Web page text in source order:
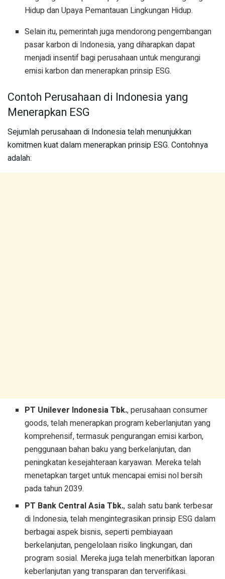
Hidup dan Upaya Pemantauan Lingkungan Hidup.
Selain itu, pemerintah juga mendorong pengembangan
pasar karbon di Indonesia, yang diharapkan dapat
menjadi insentif bagi perusahaan untuk mengurangi
emisi karbon dan menerapkan prinsip ESG.
Contoh Perusahaan di Indonesia yang
Menerapkan ESG
Sejumlah perusahaan di Indonesia telah menunjukkan
komitmen kuat dalam menerapkan prinsip ESG. Contohnya
adalah:
PT Unilever Indonesia Tbk., perusahaan consumer
goods, telah menerapkan program keberlanjutan yang
komprehensif, termasuk pengurangan emisi karbon,
penggunaan bahan baku yang berkelanjutan, dan
peningkatan kesejahteraan karyawan. Mereka telah
menetapkan target untuk mencapai emisi nol bersih
pada tahun 2039.
PT Bank Central Asia Tbk., salah satu bank terbesar
di Indonesia, telah mengintegrasikan prinsip ESG dalam
berbagai aspek bisnis, seperti pembiayaan
berkelanjutan, pengelolaan risiko lingkungan, dan
program sosial. Mereka juga telah menerbitkan laporan
keberlanjutan yang transparan dan terverifikasi.